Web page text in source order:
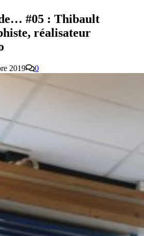
#05 : Thibault
réalisateur
2019 0